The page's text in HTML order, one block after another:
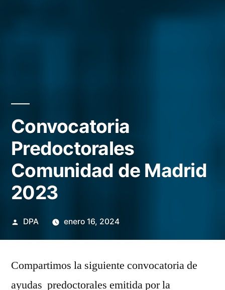
Convocatoria
Predoctorales
Comunidad de Madrid
2023
Publicado
DPA enero 16, 2024
Compartimos la siguiente convocatoria de
ayudas predoctorales emitida por la